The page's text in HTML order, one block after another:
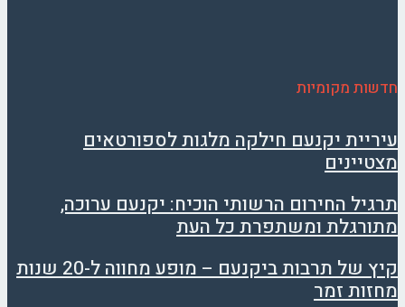
חדשות מקומיות
עיריית יקנעם חילקה מלגות לספורטאים
מצטיינים
תרגיל החירום הרשותי הוכיח: יקנעם ערוכה,
מתורגלת ומשתפרת כל העת
קיץ של תרבות ביקנעם – מופע מחווה ל-20 שנות
מחזות זמר